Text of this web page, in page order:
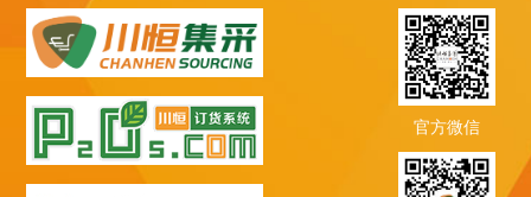
官方微信